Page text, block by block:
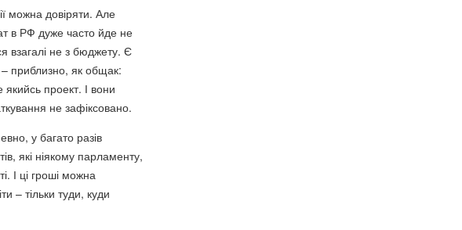
можна довіряти. Але
в РФ дуже часто йде не
взагалі не з бюджету. Є
– приблизно, як общак:
проект. І вони
не зафіксовано.
у багато разів
які ніякому парламенту,
І ці гроші можна
– тільки туди, куди